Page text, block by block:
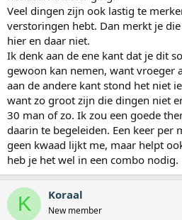
Veel dingen zijn ook lastig te
verstoringen hebt. Dan merkt je
hier en daar niet.
Ik denk aan de ene kant dat je dit
gewoon kan nemen, want vroeger
aan de andere kant stond het niet
want zo groot zijn die dingen niet
30 man of zo. Ik zou een goede
daarin te begeleiden. Een keer per
geen kwaad lijkt me, maar helpt
heb je het wel in een combo nodig.
K Koraal
New member